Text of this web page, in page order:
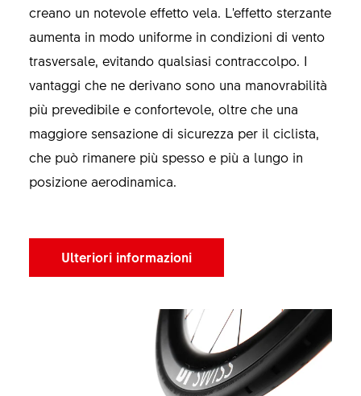
creano un notevole effetto vela. L'effetto sterzante
aumenta in modo uniforme in condizioni di vento
trasversale, evitando qualsiasi contraccolpo. I
vantaggi che ne derivano sono una manovrabilità
più prevedibile e confortevole, oltre che una
maggiore sensazione di sicurezza per il ciclista,
che può rimanere più spesso e più a lungo in
posizione aerodinamica.
Ulteriori informazioni